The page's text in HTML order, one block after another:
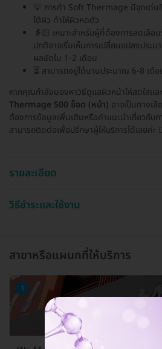
💡 การทำ Soft Thermage มีจุดเด่
ใต้ผิว ทำให้ผิวหดตัว
👵🏻 เหมาะสำหรับผู้ที่ต้องการลดเลือ
ปกติอาจเริ่มเห็นการเปลี่ยนแปลงประ
ผลชัดใน 1-2 เดือน
⏳ สามารถอยู่ได้นานประมาณ 6-8 เดือ
หากคุณกำลังมองหาวิธีดูแลผิวหน้าให้สดใสแล
Thermage 500 ช็อต (หน้า) อาจเป็นทางเ
ต้องการข้อมูลเพิ่มเติมหรือคำแนะนำเกี่ยวกับ
สามารถติดต่อเพื่อปรึกษาผู้ให้บริการได้เลยค่ะ
รายละเอียด
วิธีชำระและใช้งาน
สาขาหรือแผนกที่ให้บริการ
1